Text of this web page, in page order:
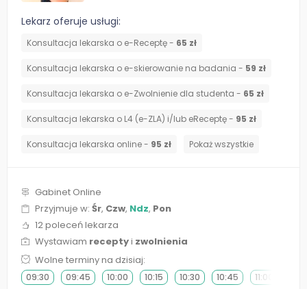
Lekarz oferuje usługi:
Konsultacja lekarska o e-Receptę - 65 zł
Konsultacja lekarska o e-skierowanie na badania - 59 zł
Konsultacja lekarska o e-Zwolnienie dla studenta - 65 zł
Konsultacja lekarska o L4 (e-ZLA) i/lub eReceptę - 95 zł
Konsultacja lekarska online - 95 zł Pokaż wszystkie
Gabinet Online
Przyjmuje w: Śr, Czw, Ndz, Pon
12 poleceń lekarza
Wystawiam receptyi zwolnienia
Wolne terminy na dzisiaj:
09:30 09:45 10:00 10:15 10:30 10:45 11:00